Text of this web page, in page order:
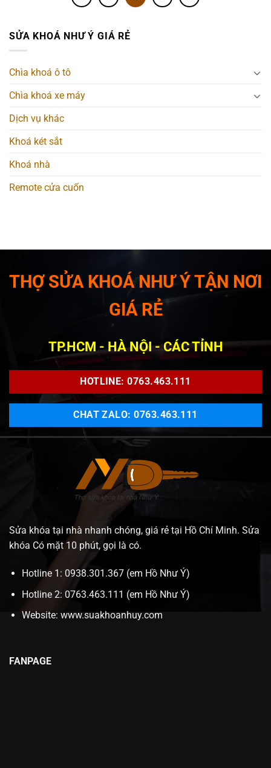
SỬA KHOÁ NHƯ Ý GIÁ RẺ
Chìa khoá ô tô
Chìa khoá xe máy
Dịch vụ khác
Khoá két sắt
Khoá nhà
Remote cửa cuốn
THỢ SỬA KHOÁ NHƯ Ý TẬN NƠI
GIÁ RẺ
TP.HCM - HÀ NỘI - CÁC TỈNH
HOTLINE: 0763.463.111
CHAT ZALO: 0763.463.111
Sửa khóa tại nhà nhanh chóng, giá rẻ tại Hồ Chí Minh. Sửa
khóa Có mặt 10 phút, gọi là có.
Hotline 1: 0938.301.367 (em Hồ Như Ý)
Hotline 2: 0763.463.111 (em Hồ Như Ý)
Website: www.suakhoanhuy.com
FANPAGE